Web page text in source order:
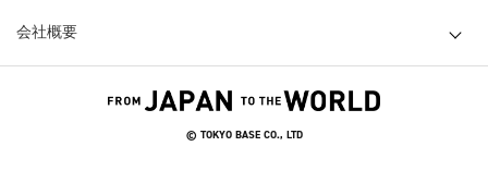
会社概要
© TOKYO BASE CO., LTD